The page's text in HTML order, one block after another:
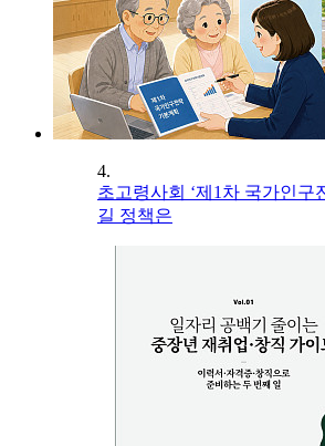
4.
초고령사회 ‘제1차 국가인구
길 정책은